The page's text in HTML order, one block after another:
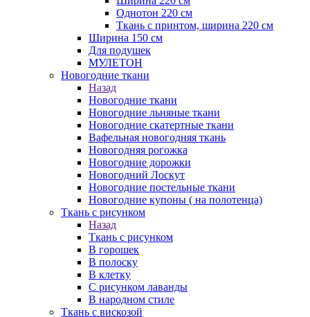
Однотон 220 см
Ткань с принтом, ширина 220 см
Ширина 150 см
Для подушек
МУЛЕТОН
Новогодние ткани
Назад
Новогодние ткани
Новогодние льняные ткани
Новогодние скатертные ткани
Вафельная новогодняя ткань
Новогодняя рогожка
Новогодние дорожки
Новогодний Лоскут
Новогодние постельные ткани
Новогодние купоны ( на полотенца)
Ткань с рисунком
Назад
Ткань с рисунком
В горошек
В полоску
В клетку
С рисунком лаванды
В народном стиле
Ткань с вискозой